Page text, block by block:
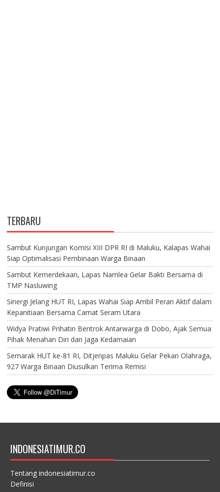
TERBARU
Sambut Kunjungan Komisi XIII DPR RI di Maluku, Kalapas Wahai
Siap Optimalisasi Pembinaan Warga Binaan
Sambut Kemerdekaan, Lapas Namlea Gelar Bakti Bersama di
TMP Nasluwing
Sinergi Jelang HUT RI, Lapas Wahai Siap Ambil Peran Aktif dalam
Kepanitiaan Bersama Camat Seram Utara
Widya Pratiwi Prihatin Bentrok Antarwarga di Dobo, Ajak Semua
Pihak Menahan Diri dan Jaga Kedamaian
Semarak HUT ke-81 RI, Ditjenpas Maluku Gelar Pekan Olahraga,
927 Warga Binaan Diusulkan Terima Remisi
INDONESIATIMUR.CO
Tentang indonesiatimur.co
Definisi